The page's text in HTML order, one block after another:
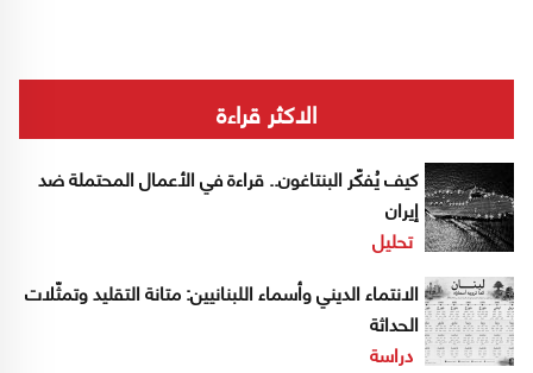
الاكثر قراءة
كيف يُفكّر البنتاغون.. قراءة في الأعمال المحتملة ضد
إيران
تحليل
الانتماء الديني وأسماء اللبنانيين: متانة التقليد وتمثّلات
الحداثة
دراسة